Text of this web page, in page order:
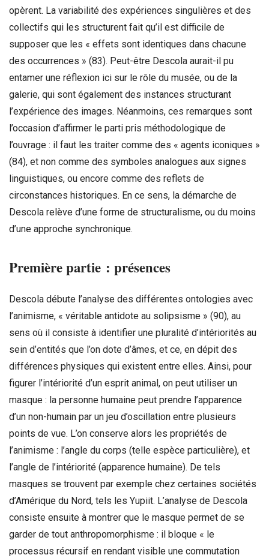
opèrent. La variabilité des expériences singulières et des
collectifs qui les structurent fait qu’il est difficile de
supposer que les « effets sont identiques dans chacune
des occurrences » (83). Peut-être Descola aurait-il pu
entamer une réflexion ici sur le rôle du musée, ou de la
galerie, qui sont également des instances structurant
l’expérience des images. Néanmoins, ces remarques sont
l’occasion d’affirmer le parti pris méthodologique de
l’ouvrage : il faut les traiter comme des « agents iconiques »
(84), et non comme des symboles analogues aux signes
linguistiques, ou encore comme des reflets de
circonstances historiques. En ce sens, la démarche de
Descola relève d’une forme de structuralisme, ou du moins
d’une approche synchronique.
Première partie : présences
Descola débute l’analyse des différentes ontologies avec
l’animisme, « véritable antidote au solipsisme » (90), au
sens où il consiste à identifier une pluralité d’intériorités au
sein d’entités que l’on dote d’âmes, et ce, en dépit des
différences physiques qui existent entre elles. Ainsi, pour
figurer l’intériorité d’un esprit animal, on peut utiliser un
masque : la personne humaine peut prendre l’apparence
d’un non-humain par un jeu d’oscillation entre plusieurs
points de vue. L’on conserve alors les propriétés de
l’animisme : l’angle du corps (telle espèce particulière), et
l’angle de l’intériorité (apparence humaine). De tels
masques se trouvent par exemple chez certaines sociétés
d’Amérique du Nord, tels les Yupiit. L’analyse de Descola
consiste ensuite à montrer que le masque permet de se
garder de tout anthropomorphisme : il bloque « le
processus récursif en rendant visible une commutation